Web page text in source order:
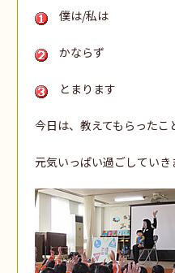
僕は/私は
かならず
とまります
今日は、教えてもらったこ
元気いっぱい過ごしていき